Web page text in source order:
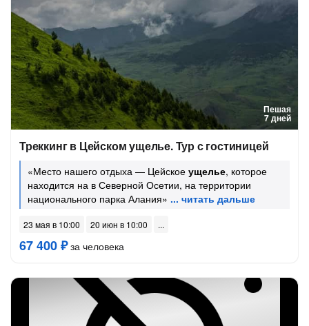
Пешая
7 дней
Треккинг в Цейском ущелье. Тур с гостиницей
«Место нашего отдыха — Цейское ущелье, которое
находится на в Северной Осетии, на территории
национального парка Алания»
23 мая в 10:00 20 июн в 10:00
67 400 ₽за человека